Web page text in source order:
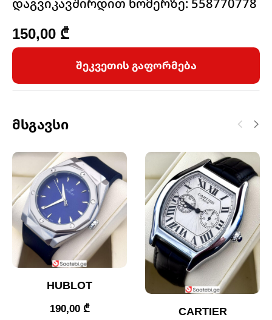
150,00 ₾
შეკვეთის გაფორმება
Მსგავსი
HUBLOT
190,00 ₾ CARTIER